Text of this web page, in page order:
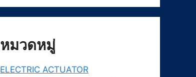
หมวดหมู่
ELECTRIC ACTUATOR